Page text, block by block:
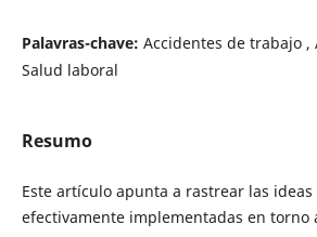
Palavras-chave: Accidentes de trabajo ,
Salud laboral
Resumo
Este artículo apunta a rastrear las
efectivamente implementadas en torno